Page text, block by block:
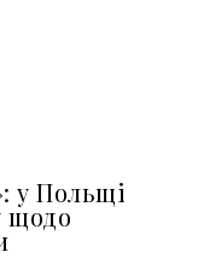
у Польщі
щодо